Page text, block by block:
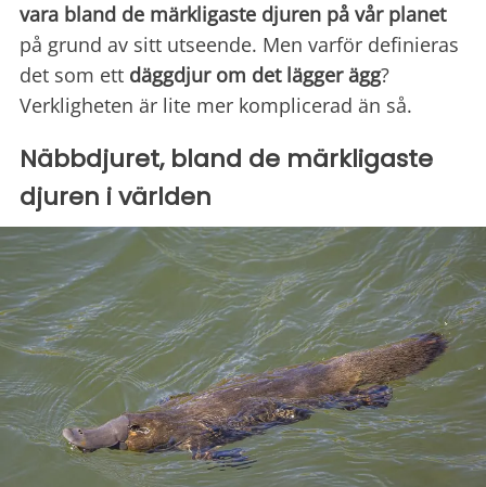
vara bland de märkligaste djuren på vår planet
på grund av sitt utseende. Men varför definieras
det som ett däggdjur om det lägger ägg?
Verkligheten är lite mer komplicerad än så.
Näbbdjuret, bland de märkligaste
djuren i världen